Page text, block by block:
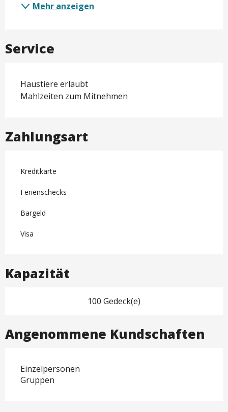
Mehr anzeigen
Service
Haustiere erlaubt
Mahlzeiten zum Mitnehmen
Zahlungsart
Kreditkarte
Ferienschecks
Bargeld
Visa
Kapazität
100 Gedeck(e)
Angenommene Kundschaften
Einzelpersonen
Gruppen